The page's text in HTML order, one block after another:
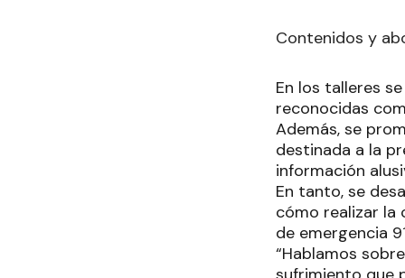
Contenidos y
En los talleres
reconocidas
Además, se
destinada a la
información
En tanto, se
cómo realizar la
de emergencia
“Hablamos